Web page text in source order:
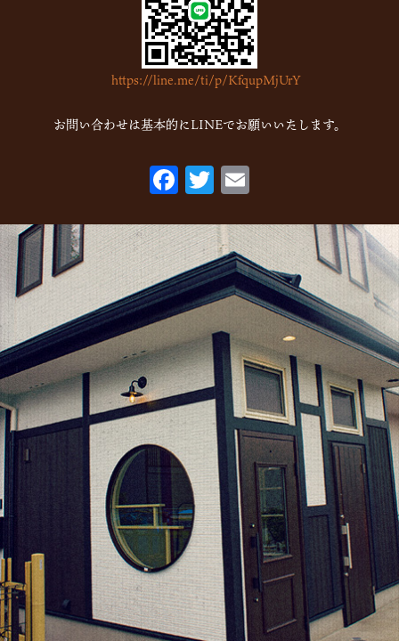
2022年12月(15)
2022年11月(16)
2022年10月(6)
2022年9月(1)
2022年5月
(2)
2022年1月(2)
2021年10月(1)
2021年9月
2021年8月 (1)
2021年6月
(1)
2021年5月
(1)
2021年4月 (1)
2021年2月(2)
2021年1月(2)
2020年12月(5)
2020年11月(2)
2020年10月(1)
2020年9月(1)
https://line.me/ti/p/KfqupMjUrY
お問い合わせは基本的にLINEでお願いいたします。
F
ac
eb
o
o
k
T
w
itt
er
ai
l